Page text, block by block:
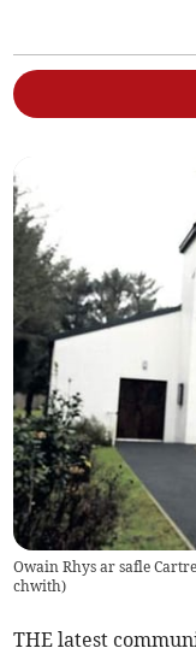
Owain Rhys ar safle
chwith)
THE latest